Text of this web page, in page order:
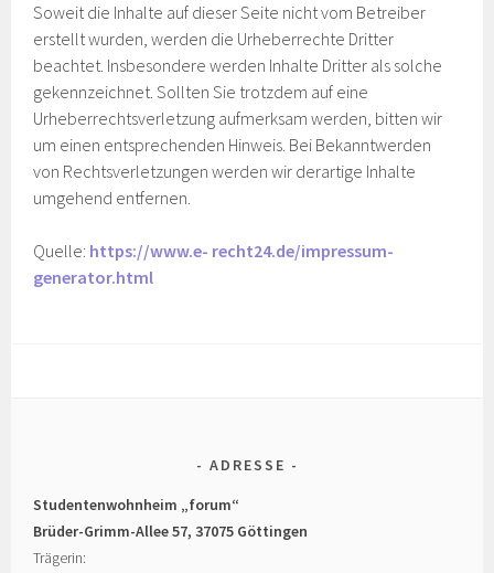
Soweit die Inhalte auf dieser Seite nicht vom Betreiber
erstellt wurden, werden die Urheberrechte Dritter
beachtet. Insbesondere werden Inhalte Dritter als solche
gekennzeichnet. Sollten Sie trotzdem auf eine
Urheberrechtsverletzung aufmerksam werden, bitten wir
um einen entsprechenden Hinweis. Bei Bekanntwerden
von Rechtsverletzungen werden wir derartige Inhalte
umgehend entfernen.
Quelle: https://www.e- recht24.de/impressum-
generator.html
ADRESSE
Studentenwohnheim „forum“
Brüder-Grimm-Allee 57,37075 Göttingen
Trägerin: